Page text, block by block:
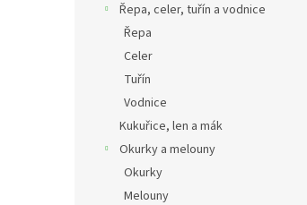
Řepa, celer, tuřín a vodnice
Řepa
Celer
Tuřín
Vodnice
Kukuřice, len a mák
Okurky a melouny
Okurky
Melouny